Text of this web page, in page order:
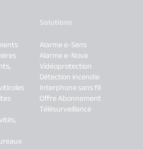
Solutions
Alarme e-Sens
Alarme e-Nova
Vidéoprotection
Détection incendie
Interphone sans fil
Offre Abonnement
Télésurveillance